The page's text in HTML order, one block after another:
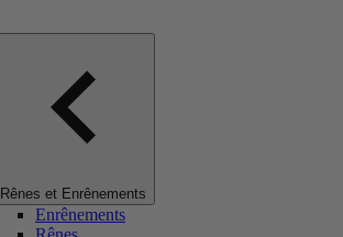
Rênes et Enrênements
Enrênements